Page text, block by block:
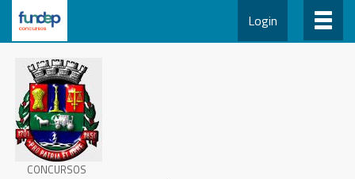
Login
CONCURSOS